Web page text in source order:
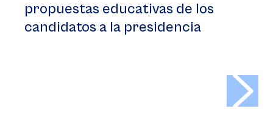
propuestas educativas de los
candidatos a la presidencia